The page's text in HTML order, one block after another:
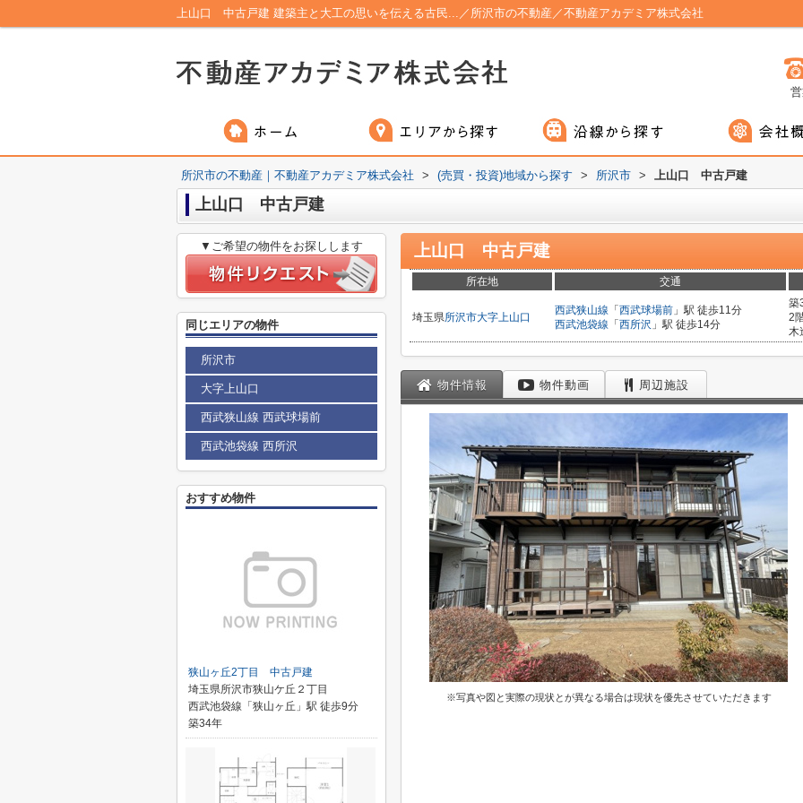
上山口 中古戸建 建築主と大工の思いを伝える古民...／所沢市の不動産／不動産アカデミア株式会社
所沢市の不動産｜不動産アカデミア株式会社 > (売買・投資)地域から探す > 所沢市 > 上山口 中古戸建
上山口 中古戸建
上山口 中古戸建
所在地 交通
埼玉県所沢市大字上山口
西武狭山線 「 西武球場前 」駅 徒歩11分
西武池袋線 「 西所沢 」駅 徒歩14分
築
2
木
物件情報 物件動画 周辺施設
※写真や図と実際の現状とが異なる場合は現状を優先させていただきます
▼ご希望の物件をお探しします
同じエリアの物件
所沢市
大字上山口
西武狭山線 西武球場前
西武池袋線 西所沢
おすすめ物件
狭山ヶ丘2丁目 中古戸建
埼玉県所沢市狭山ケ丘２丁目
西武池袋線「狭山ヶ丘」駅 徒歩9分
築34年